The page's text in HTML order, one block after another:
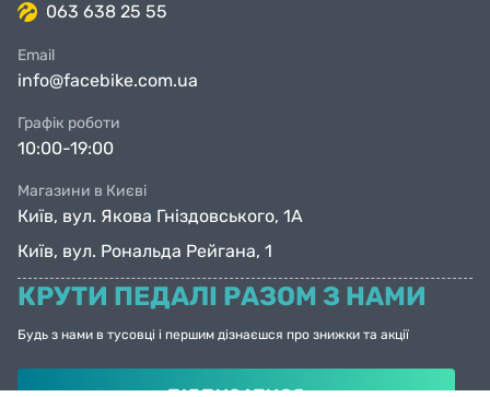
063 638 25 55
Email
info@facebike.com.ua
Графік роботи
10:00-19:00
Магазини в Києві
Київ, вул. Якова Гніздовського, 1А
Київ, вул. Рональда Рейгана, 1
КРУТИ ПЕДАЛІ РАЗОМ З НАМИ
Будь з нами в тусовці і першим дізнаєшся про знижки та акції